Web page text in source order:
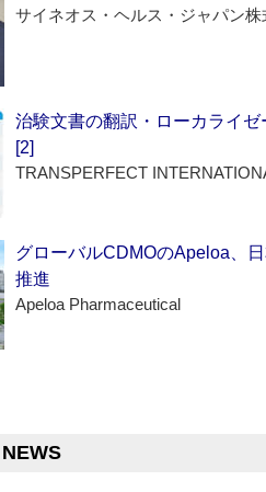
サイネオス・ヘルス・ジャパン株
治験文書の翻訳・ローカライ
[2]
TRANSPERFECT
グローバルCDMOのApeloa、
推進
Apeloa Pharmaceutical